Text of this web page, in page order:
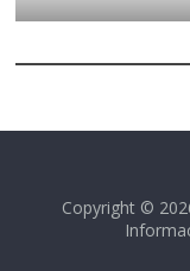
Copyright ©